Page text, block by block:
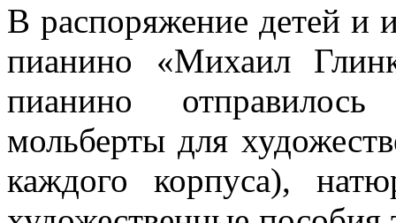
В распоряжение детей и
пианино «Михаил
пианино
мольберты для
каждого корпуса),